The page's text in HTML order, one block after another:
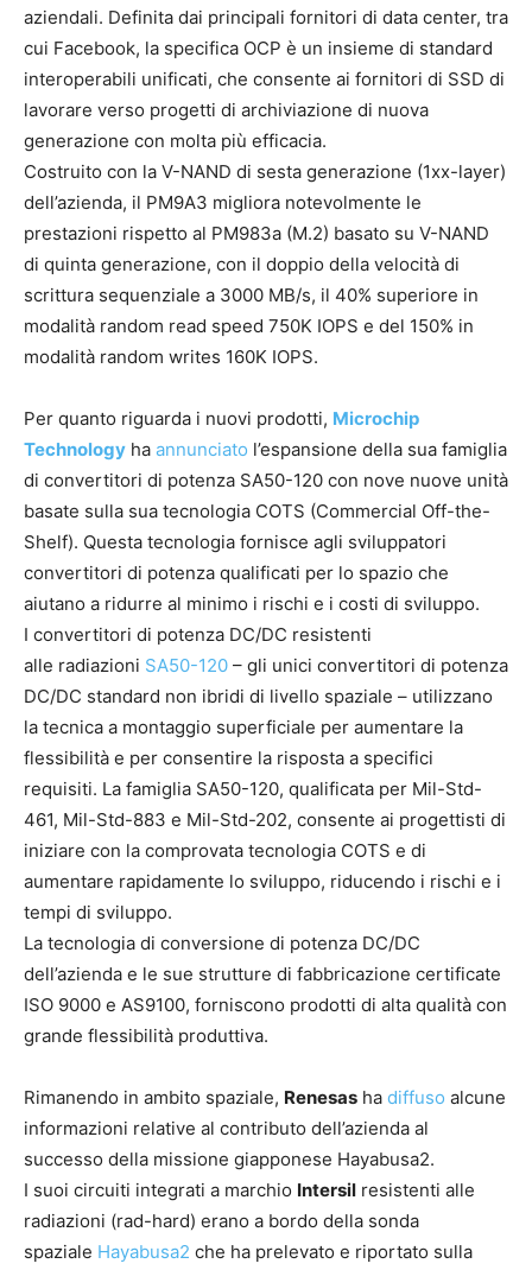
aziendali. Definita dai principali fornitori di data center, tra
cui Facebook, la specifica OCP è un insieme di standard
interoperabili unificati, che consente ai fornitori di SSD di
lavorare verso progetti di archiviazione di nuova
generazione con molta più efficacia.
Costruito con la V-NAND di sesta generazione (1xx-layer)
dell’azienda, il PM9A3 migliora notevolmente le
prestazioni rispetto al PM983a (M.2) basato su V-NAND
di quinta generazione, con il doppio della velocità di
scrittura sequenziale a 3000 MB/s, il 40% superiore in
modalità random read speed 750K IOPS e del 150% in
modalità random writes 160K IOPS.
Per quanto riguarda i nuovi prodotti, Microchip
Technology ha annunciato l’espansione della sua famiglia
di convertitori di potenza SA50-120 con nove nuove unità
basate sulla sua tecnologia COTS (Commercial Off-the-
Shelf). Questa tecnologia fornisce agli sviluppatori
convertitori di potenza qualificati per lo spazio che
aiutano a ridurre al minimo i rischi e i costi di sviluppo.
I convertitori di potenza DC/DC resistenti
alle radiazioni SA50-120 – gli unici convertitori di potenza
DC/DC standard non ibridi di livello spaziale – utilizzano
la tecnica a montaggio superficiale per aumentare la
flessibilità e per consentire la risposta a specifici
requisiti. La famiglia SA50-120, qualificata per Mil-Std-
461, Mil-Std-883 e Mil-Std-202, consente ai progettisti di
iniziare con la comprovata tecnologia COTS e di
aumentare rapidamente lo sviluppo, riducendo i rischi e i
tempi di sviluppo.
La tecnologia di conversione di potenza DC/DC
dell’azienda e le sue strutture di fabbricazione certificate
ISO 9000 e AS9100, forniscono prodotti di alta qualità con
grande flessibilità produttiva.
Rimanendo in ambito spaziale, Renesas ha diffuso alcune
informazioni relative al contributo dell’azienda al
successo della missione giapponese Hayabusa2.
I suoi circuiti integrati a marchio Intersil resistenti alle
radiazioni (rad-hard) erano a bordo della sonda
spaziale Hayabusa2 che ha prelevato e riportato sulla